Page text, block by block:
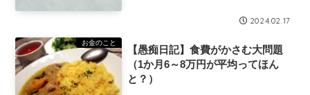
2024.02.17
お金のこと
【愚痴日記】食費がかさむ大問題
（1か月6～8万円が平均ってほん
と？）